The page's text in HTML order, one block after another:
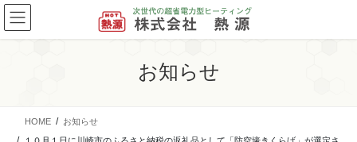
コ
ン
テ
ナ
ビ
ゲ
お知らせ
HOME
お知らせ